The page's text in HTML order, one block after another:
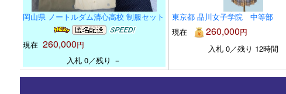
岡山県 ノートルダム清心高校 制服セット
現在 260,000円
入札 0／残り －
東京都 品川女子学院 中等部
現在
260,000円
入札 0／残り 12時間